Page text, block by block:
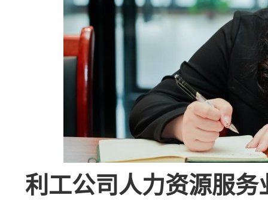
利工公司人力资源服务